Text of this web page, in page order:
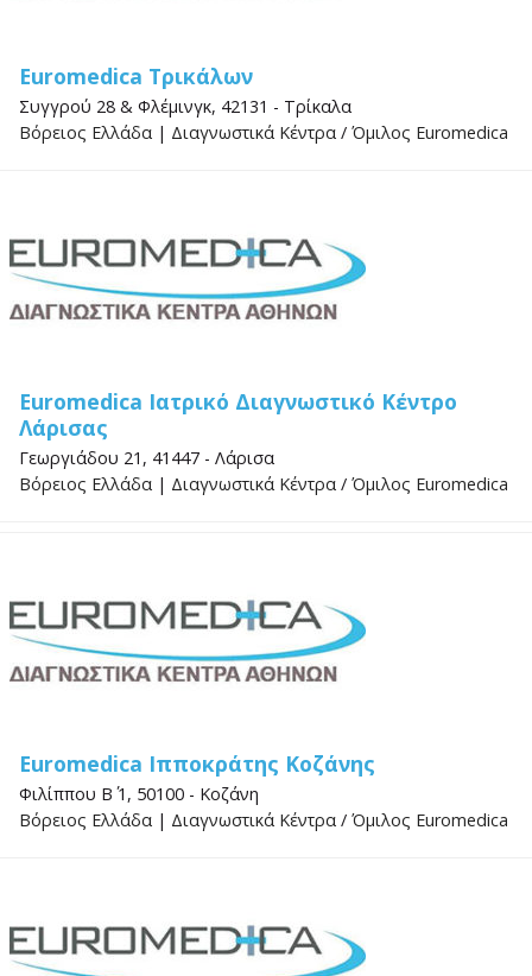
Euromedica Τρικάλων
Συγγρού 28 & Φλέμινγκ, 42131 - Τρίκαλα
Βόρειος Ελλάδα | Διαγνωστικά Κέντρα / Όμιλος Euromedica
Euromedica Ιατρικό Διαγνωστικό Κέντρο
Λάρισας
Γεωργιάδου 21, 41447 - Λάρισα
Βόρειος Ελλάδα | Διαγνωστικά Κέντρα / Όμιλος Euromedica
Euromedica Ιπποκράτης Κοζάνης
Φιλίππου Β΄ 1, 50100 - Κοζάνη
Βόρειος Ελλάδα | Διαγνωστικά Κέντρα / Όμιλος Euromedica